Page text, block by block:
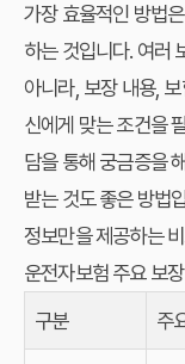
가장 효율적인 방법
하는 것입니다. 여러
아니라, 보장 내용,
신에게 맞는 조건을
담을 통해 궁금증을
받는 것도 좋은 방법
정보만을 제공하는
운전자보험 주요 보
구분
주